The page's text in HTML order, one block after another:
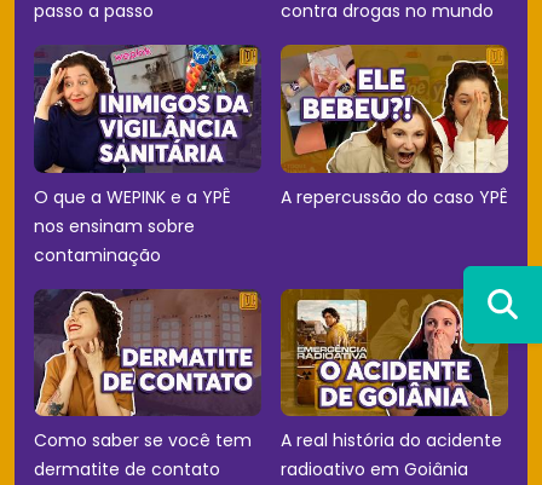
passo a passo contra drogas no mundo
O que a WEPINK e a YPÊ
nos ensinam sobre
contaminação
A repercussão do caso YPÊ
Como saber se você tem
dermatite de contato
A real história do acidente
radioativo em Goiânia